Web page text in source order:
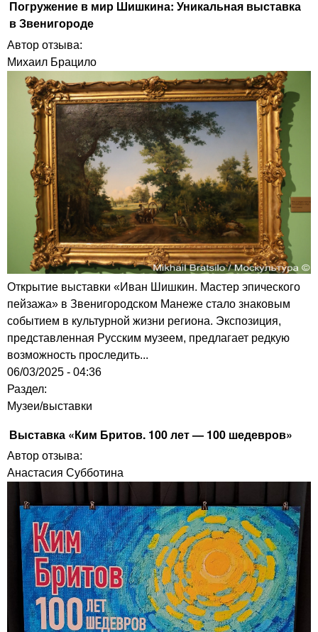
Погружение в мир Шишкина: Уникальная выставка
в Звенигороде
Автор отзыва:
Михаил Брацило
Открытие выставки «Иван Шишкин. Мастер эпического
пейзажа» в Звенигородском Манеже стало знаковым
событием в культурной жизни региона. Экспозиция,
представленная Русским музеем, предлагает редкую
возможность проследить...
06/03/2025 - 04:36
Раздел:
Музеи/выставки
Выставка «Ким Бритов. 100 лет — 100 шедевров»
Автор отзыва:
Анастасия Субботина